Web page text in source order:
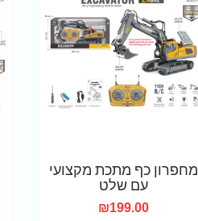
מחפרון כף מתכת מקצועי
עם שלט
₪199.00